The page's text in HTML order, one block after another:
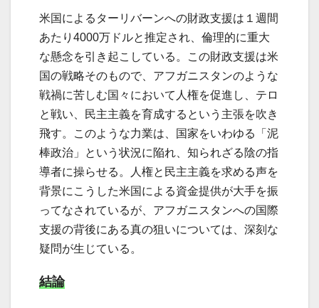
米国によるターリバーンへの財政支援は１週間
あたり4000万ドルと推定され、倫理的に重大
な懸念を引き起こしている。この財政支援は米
国の戦略そのもので、アフガニスタンのような
戦禍に苦しむ国々において人権を促進し、テロ
と戦い、民主主義を育成するという主張を吹き
飛す。このような力業は、国家をいわゆる「泥
棒政治」という状況に陥れ、知られざる陰の指
導者に操らせる。人権と民主主義を求める声を
背景にこうした米国による資金提供が大手を振
ってなされているが、アフガニスタンへの国際
支援の背後にある真の狙いについては、深刻な
疑問が生じている。
結論